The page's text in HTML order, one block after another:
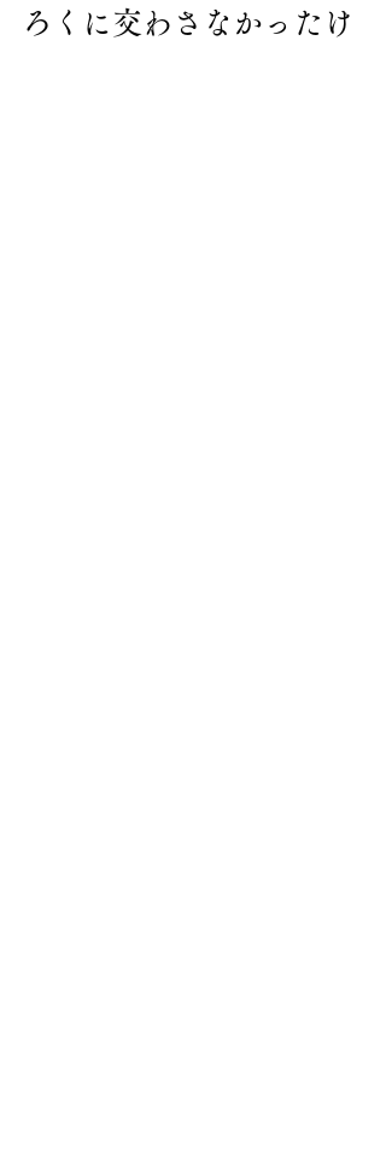
ろくに交わさなかったけ